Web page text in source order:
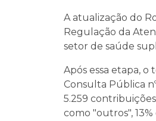
A atualização do
Regulação da
setor de saúde
Após essa etapa,
Consulta Pública
5.259
como "outros",